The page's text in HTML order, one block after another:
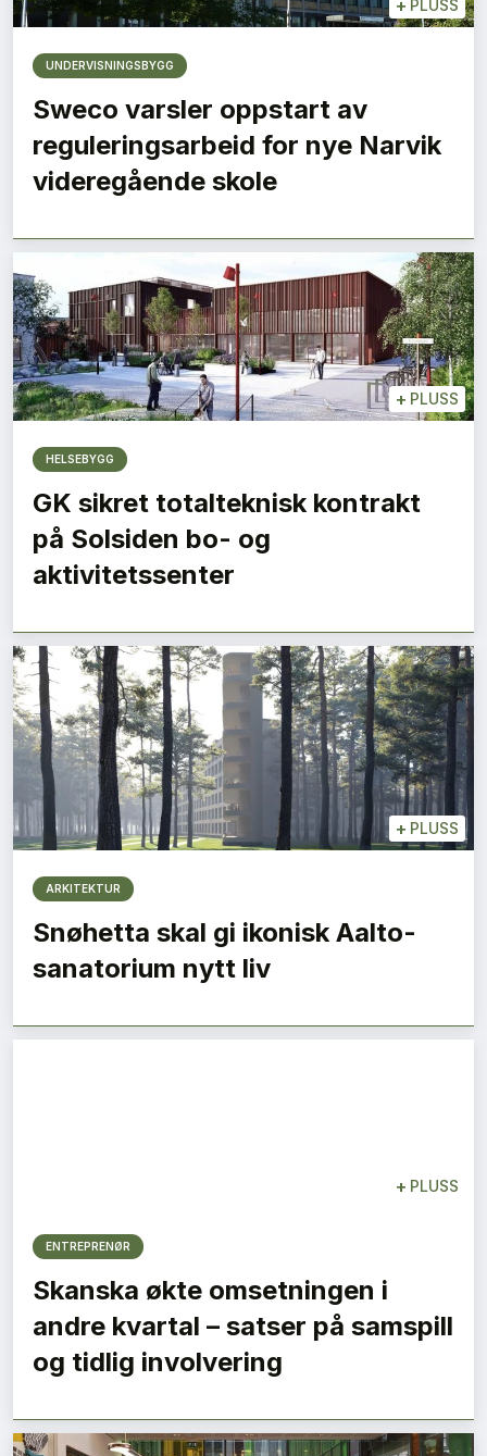
+ PLUSS
UNDERVISNINGSBYGG
Sweco varsler oppstart av
reguleringsarbeid for nye Narvik
videregående skole
+ PLUSS
HELSEBYGG
GK sikret totalteknisk kontrakt
på Solsiden bo- og
aktivitetssenter
+ PLUSS
ARKITEKTUR
Snøhetta skal gi ikonisk Aalto-
sanatorium nytt liv
+ PLUSS
ENTREPRENØR
Skanska økte omsetningen i
andre kvartal – satser på samspill
og tidlig involvering